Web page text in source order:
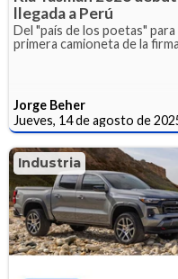
llegada a Perú
Del "país de los poetas" para
primera camioneta de la
Jorge Beher
Jueves, 14 de agosto de
Industria